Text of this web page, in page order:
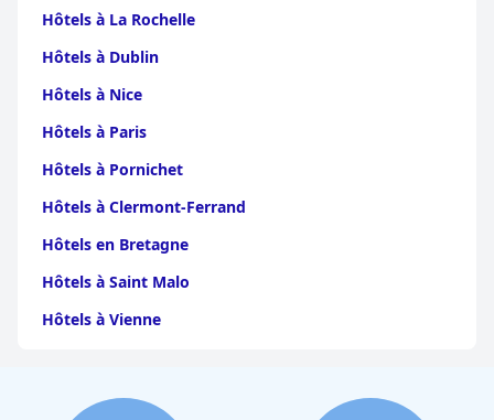
Hôtels à La Rochelle
Hôtels à Dublin
Hôtels à Nice
Hôtels à Paris
Hôtels à Pornichet
Hôtels à Clermont-Ferrand
Hôtels en Bretagne
Hôtels à Saint Malo
Hôtels à Vienne
Hôtels à Perpignan